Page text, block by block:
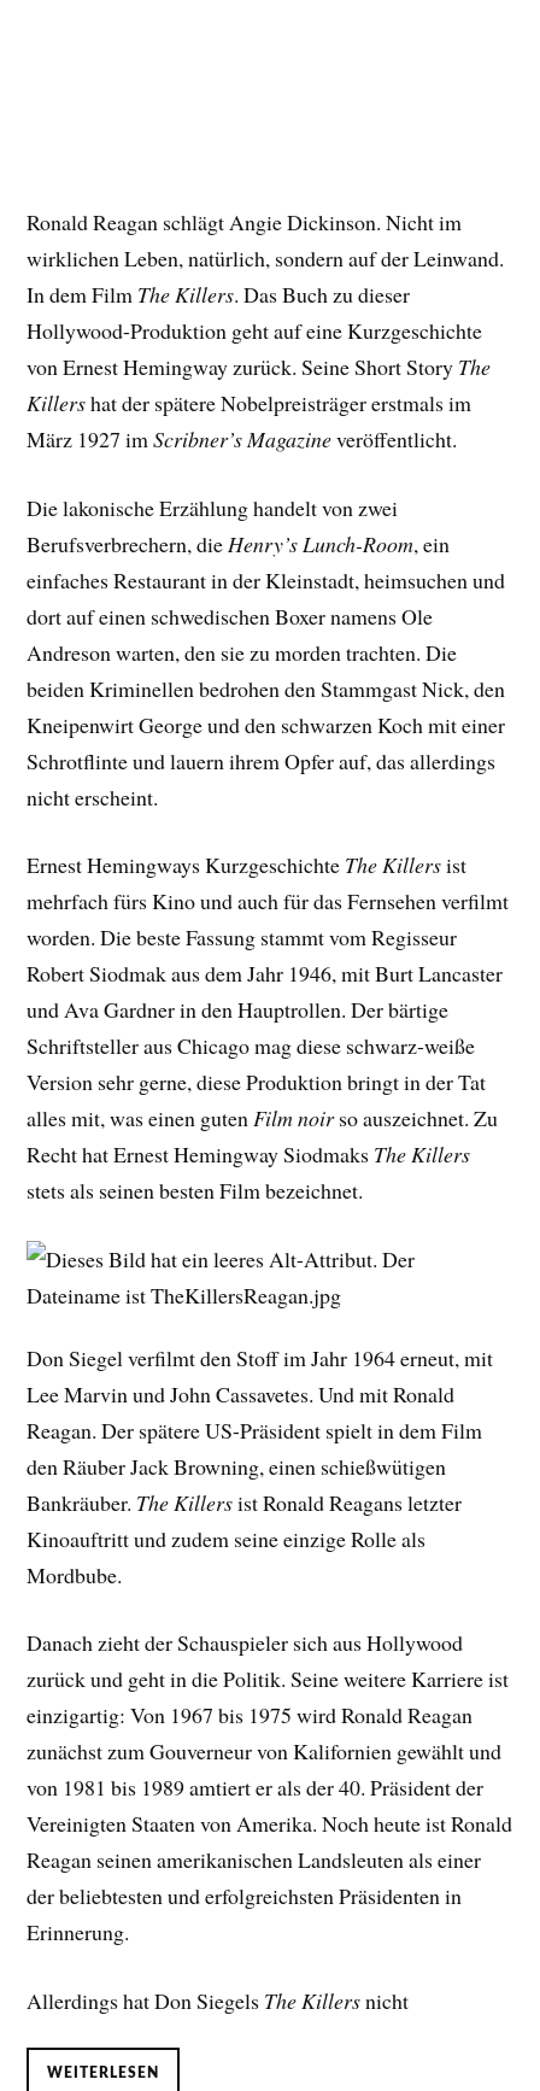
Ronald Reagan schlägt Angie Dickinson. Nicht im
wirklichen Leben, natürlich, sondern auf der Leinwand.
In dem Film The Killers. Das Buch zu dieser
Hollywood-Produktion geht auf eine Kurzgeschichte
von Ernest Hemingway zurück. Seine Short Story The
Killershat der spätere Nobelpreisträger erstmals im
März 1927 imScribner’s Magazineveröffentlicht.
Die lakonische Erzählung handelt von zwei
Berufsverbrechern, die Henry’s Lunch-Room, ein
einfaches Restaurant in der Kleinstadt, heimsuchen und
dort auf einen schwedischen Boxer namens Ole
Andreson warten, den sie zu morden trachten. Die
beiden Kriminellen bedrohen den Stammgast Nick, den
Kneipenwirt George und den schwarzen Koch mit einer
Schrotflinte und lauern ihrem Opfer auf, das allerdings
nicht erscheint.
Ernest Hemingways Kurzgeschichte The Killersist
mehrfach fürs Kino und auch für das Fernsehen verfilmt
worden. Die beste Fassung stammt vom Regisseur
Robert Siodmak aus dem Jahr 1946, mit Burt Lancaster
und Ava Gardner in den Hauptrollen. Der bärtige
Schriftsteller aus Chicago mag diese schwarz-weiße
Version sehr gerne, diese Produktion bringt in der Tat
alles mit, was einen gutenFilm noirso auszeichnet. Zu
Recht hat Ernest Hemingway Siodmaks The Killers
stets als seinen besten Film bezeichnet.
Don Siegel verfilmt den Stoff im Jahr 1964 erneut, mit
Lee Marvin und John Cassavetes. Und mit Ronald
Reagan. Der spätere US-Präsident spielt in dem Film
den Räuber Jack Browning, einen schießwütigen
Bankräuber. The Killersist Ronald Reagans letzter
Kinoauftritt und zudem seine einzige Rolle als
Mordbube.
Danach zieht der Schauspieler sich aus Hollywood
zurück und geht in die Politik. Seine weitere Karriere ist
einzigartig: Von 1967 bis 1975 wird Ronald Reagan
zunächst zum Gouverneur von Kalifornien gewählt und
von 1981 bis 1989 amtiert er als der 40. Präsident der
Vereinigten Staaten von Amerika. Noch heute ist Ronald
Reagan seinen amerikanischen Landsleuten als einer
der beliebtesten und erfolgreichsten Präsidenten in
Erinnerung.
Allerdings hat Don Siegels The Killersnicht
WEITERLESEN